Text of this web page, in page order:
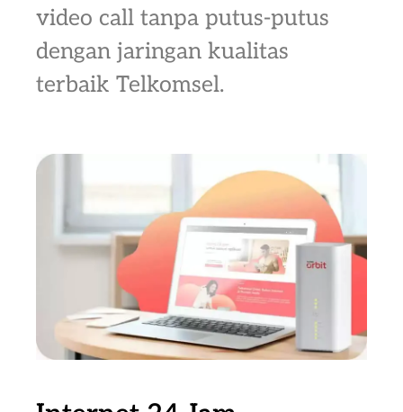
video call tanpa putus-putus
dengan jaringan kualitas
terbaik Telkomsel.